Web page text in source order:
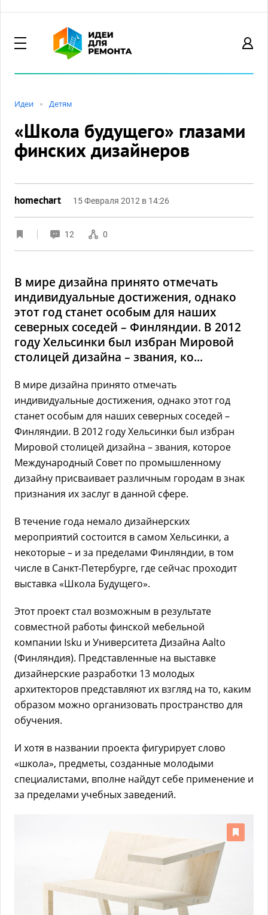
Идеи Детям
«Школа будущего» глазами
финских дизайнеров
homechart 15 Февраля 2012 в 14:26
12 0
В мире дизайна принято отмечать
индивидуальные достижения, однако
этот год станет особым для наших
северных соседей – Финляндии. В 2012
году Хельсинки был избран Мировой
столицей дизайна – звания, ко...
В мире дизайна принято отмечать
индивидуальные достижения, однако этот год
станет особым для наших северных соседей –
Финляндии. В 2012 году Хельсинки был избран
Мировой столицей дизайна – звания, которое
Международный Совет по промышленному
дизайну присваивает различным городам в знак
признания их заслуг в данной сфере.
В течение года немало дизайнерских
мероприятий состоится в самом Хельсинки, а
некоторые – и за пределами Финляндии, в том
числе в Санкт-Петербурге, где сейчас проходит
выставка «Школа Будущего».
Этот проект стал возможным в результате
совместной работы финской мебельной
компании Isku и Университета Дизайна Aalto
(Финляндия). Представленные на выставке
дизайнерские разработки 13 молодых
архитекторов представляют их взгляд на то, каким
образом можно организовать пространство для
обучения.
И хотя в названии проекта фигурирует слово
«школа», предметы, созданные молодыми
специалистами, вполне найдут себе применение и
за пределами учебных заведений.